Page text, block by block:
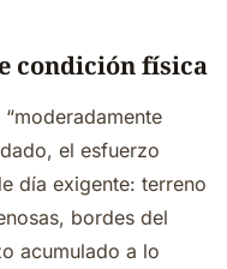
condición física
el esfuerzo
día exigente: terreno
bordes del
acumulado a lo